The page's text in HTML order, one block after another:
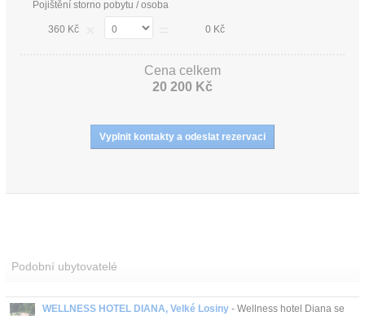
Pojištění storno pobytu / osoba
360 Kč 0 Kč
Cena celkem
20 200 Kč
Podobní ubytovatelé
WELLNESS HOTEL DIANA, Velké Losiny - Wellness hotel Diana se